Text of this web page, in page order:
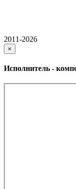
2011-2026
×
Исполнитель -